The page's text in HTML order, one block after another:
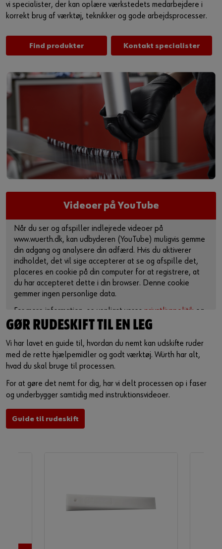
vi specialister, der kan oplære værkstedets medarbejdere i
korrekt brug af værktøj, teknikker og gode arbejdsprocesser.
Find produkter Kontakt specialister
Videoer på YouTube
Når du ser og afspiller indlejrede videoer på
www.wuerth.dk, kan udbyderen (YouTube) muligvis gemme
din adgang og analysere din adfærd. Hvis du aktiverer
indholdet, det vil sige accepterer at se og afspille det,
placeres en cookie på din computer for at registrere, at
du har accepteret dette i din browser. Denne cookie
gemmer ingen personlige data.
For mere information, se venligst vores privatlivspolitik og
cookie-side.
Aktiver indhold
Du kan også bruge dette link til at få adgang til videoen
direkte på udbyderens plattform:
https://youtu.be/zhOfemQxF4U
GØR RUDESKIFT TIL EN LEG
Vi har lavet en guide til, hvordan du nemt kan udskifte ruder
med de rette hjælpemidler og godt værktøj. Würth har alt,
hvad du skal bruge til processen.
For at gøre det nemt for dig, har vi delt processen op i faser
og underbygger samtidig med instruktionsvideoer.
Guide til rudeskift